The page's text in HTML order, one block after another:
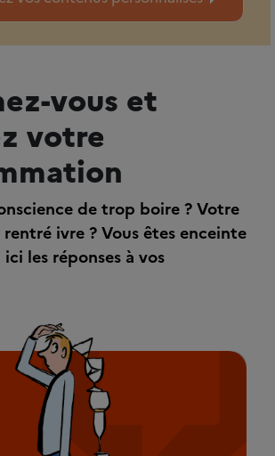
vous et
votre
de trop boire ? Votre
ivre ? Vous êtes enceinte
les réponses à vos